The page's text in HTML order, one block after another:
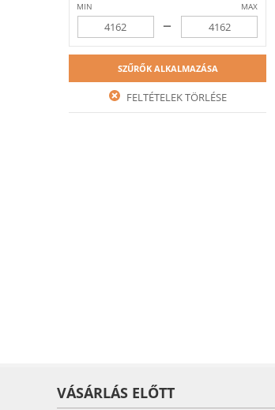
MIN MAX
–
SZŰRŐK ALKALMAZÁSA
FELTÉTELEK TÖRLÉSE
VÁSÁRLÁS ELŐTT